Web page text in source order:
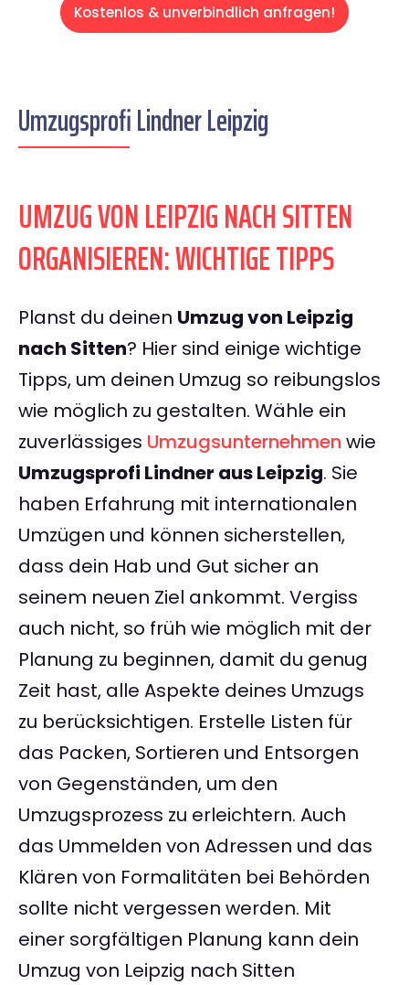
Kostenlos & unverbindlich anfragen!
Umzugsprofi Lindner Leipzig
UMZUG VON LEIPZIG NACH SITTEN
ORGANISIEREN: WICHTIGE TIPPS
Planst du deinen Umzug von Leipzig
nach Sitten? Hier sind einige wichtige
Tipps, um deinen Umzug so reibungslos
wie möglich zu gestalten. Wähle ein
zuverlässiges Umzugsunternehmen wie
Umzugsprofi Lindner aus Leipzig. Sie
haben Erfahrung mit internationalen
Umzügen und können sicherstellen,
dass dein Hab und Gut sicher an
seinem neuen Ziel ankommt. Vergiss
auch nicht, so früh wie möglich mit der
Planung zu beginnen, damit du genug
Zeit hast, alle Aspekte deines Umzugs
zu berücksichtigen. Erstelle Listen für
das Packen, Sortieren und Entsorgen
von Gegenständen, um den
Umzugsprozess zu erleichtern. Auch
das Ummelden von Adressen und das
Klären von Formalitäten bei Behörden
sollte nicht vergessen werden. Mit
einer sorgfältigen Planung kann dein
Umzug von Leipzig nach Sitten